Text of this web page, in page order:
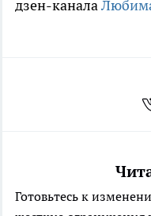
дзен-канала
Готовьтесь к